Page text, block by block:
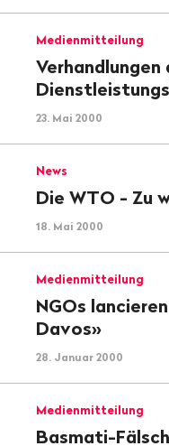
Medienmitteilung
Verhandlungen
23. Mai 2000
News
Die WTO - Zu
18. Mai 2000
Medienmitteilung
NGOs
Davos»
28. Januar 2000
Medienmitteilung
Basmati-